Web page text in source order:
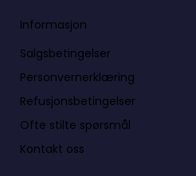
Informasjon
Salgsbetingelser
Personvernerklæring
Refusjonsbetingelser
Ofte stilte spørsmål
Kontakt oss